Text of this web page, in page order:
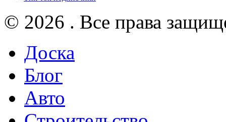
© 2026 . Все права
Доска
Блог
Авто